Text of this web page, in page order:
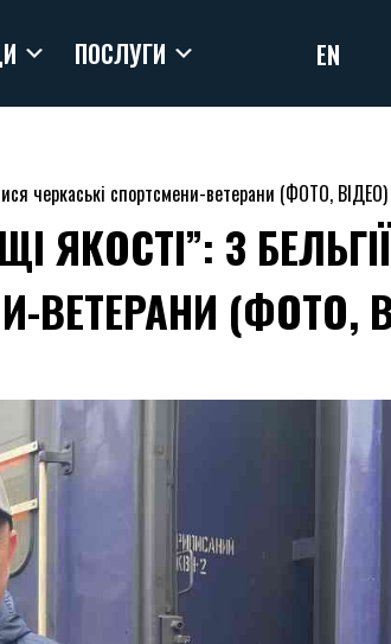
ПОСЛУГИ EN
черкаські спортсмени-ветерани (ФОТО, ВІДЕО)
З
ВЕТЕРАНИ (ФОТО,